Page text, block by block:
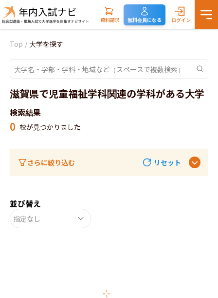
資料請求 無料会員になる ログイン
Top / 大学を探す
滋賀県で児童福祉学科関連の学科がある大学
検索結果
0 校が見つかりました
さらに絞り込む リセット
並び替え
指定なし